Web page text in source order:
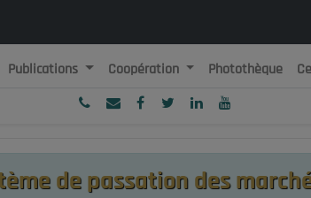
Algérienne Démocratique et Populaire
Publications Coopération Photothèque
de passation des